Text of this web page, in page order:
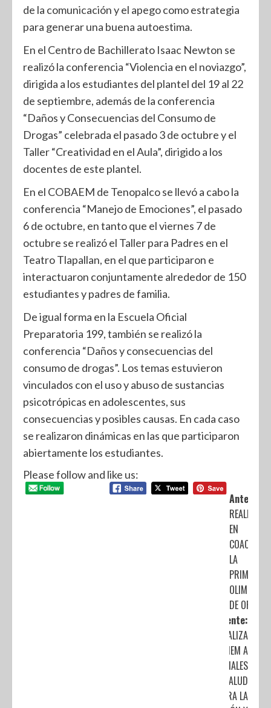
de la comunicación y el apego como estrategia
para generar una buena autoestima.
En el Centro de Bachillerato Isaac Newton se
realizó la conferencia “Violencia en el noviazgo”,
dirigida a los estudiantes del plantel del 19 al 22
de septiembre, además de la conferencia
“Daños y Consecuencias del Consumo de
Drogas” celebrada el pasado 3 de octubre y el
Taller “Creatividad en el Aula”, dirigido a los
docentes de este plantel.
En el COBAEM de Tenopalco se llevó a cabo la
conferencia “Manejo de Emociones”, el pasado
6 de octubre, en tanto que el viernes 7 de
octubre se realizó el Taller para Padres en el
Teatro Tlapallan, en el que participaron e
interactuaron conjuntamente alrededor de 150
estudiantes y padres de familia.
De igual forma en la Escuela Oficial
Preparatoria 199, también se realizó la
conferencia “Daños y consecuencias del
consumo de drogas”. Los temas estuvieron
vinculados con el uso y abuso de sustancias
psicotrópicas en adolescentes, sus
consecuencias y posibles causas. En cada caso
se realizaron dinámicas en las que participaron
abiertamente los estudiantes.
Please follow and like us:
Anterior:
REALIZAN
EN
COACALCO
LA
PRIMERA
OLIMPIADA
DE ORO
Siguiente:
ACTUALIZA
IMIEM A
PROFESIONALES
DE LA SALUD
PARA LA